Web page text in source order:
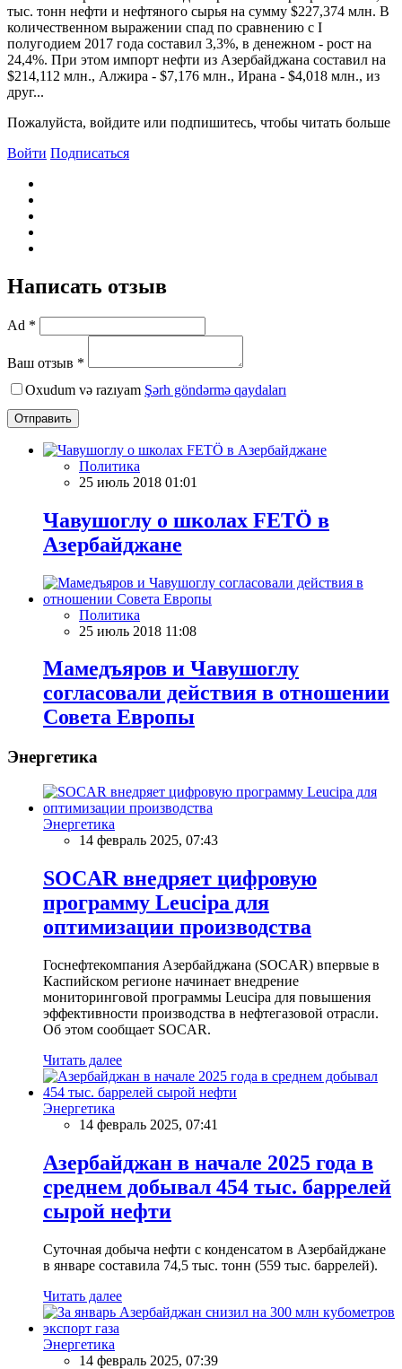
тыс. тонн нефти и нефтяного сырья на сумму $227,374 млн. B
количественном выражении спад по сравнению с I
полугодием 2017 года составил 3,3%, в денежном - рост на
24,4%. При этом импорт нефти из Азербайджана составил на
$214,112 млн., Алжира - $7,176 млн., Ирана - $4,018 млн., из
друг...
Пожалуйста, войдите или подпишитесь, чтобы читать больше
Войти Подписаться
Написать отзыв
Ad *
Ваш отзыв *
Oxudum və razıyam Şərh göndərmə qaydaları
Отправить
Политика
25 июль 2018 01:01
Чавушоглу о школах FETÖ в
Азербайджане
Политика
25 июль 2018 11:08
Мамедъяров и Чавушоглу
согласовали действия в отношении
Совета Европы
Энергетика
Энергетика
14 февраль 2025, 07:43
SOCAR внедряет цифровую
программу Leucipa для
оптимизации производства
Госнефтекомпания Азербайджана (SOCAR) впервые в
Каспийском регионе начинает внедрение
мониторинговой программы Leucipa для повышения
эффективности производства в нефтегазовой отрасли.
Об этом сообщает SOCAR.
Читать далее
Энергетика
14 февраль 2025, 07:41
Азербайджан в начале 2025 года в
среднем добывал 454 тыс. баррелей
сырой нефти
Суточная добыча нефти с конденсатом в Азербайджане
в январе составила 74,5 тыс. тонн (559 тыс. баррелей).
Читать далее
Энергетика
14 февраль 2025, 07:39